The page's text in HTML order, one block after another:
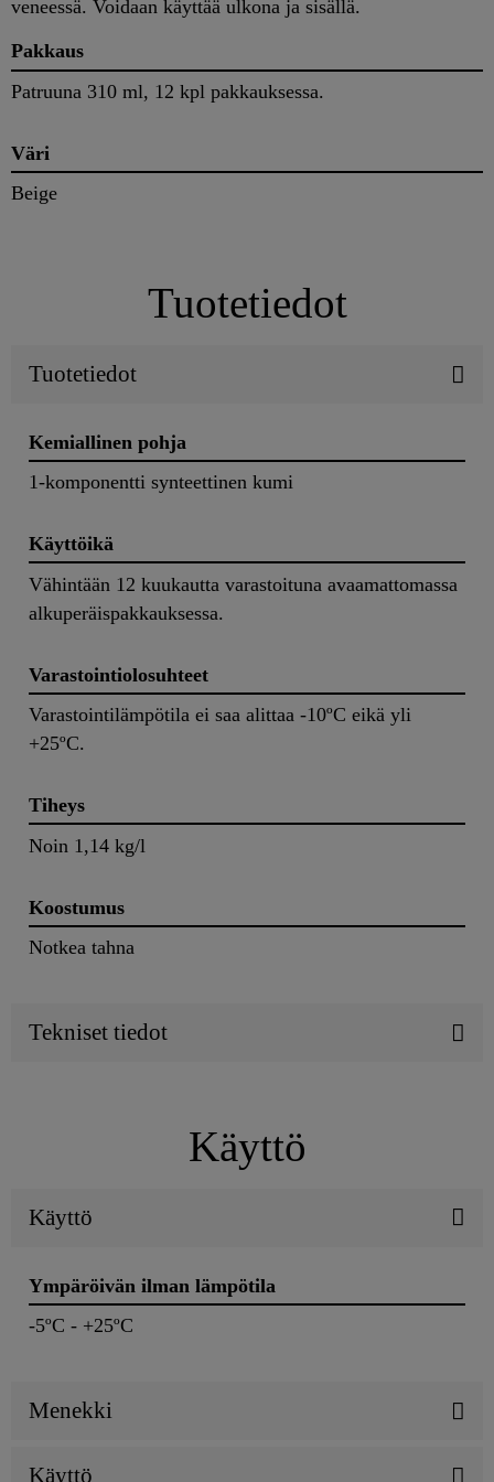
veneessä. Voidaan käyttää ulkona ja sisällä.
Pakkaus
Patruuna 310 ml, 12 kpl pakkauksessa.
Väri
Beige
Tuotetiedot
Tuotetiedot
Kemiallinen pohja
1-komponentti synteettinen kumi
Käyttöikä
Vähintään 12 kuukautta varastoituna avaamattomassa
alkuperäispakkauksessa.
Varastointiolosuhteet
Varastointilämpötila ei saa alittaa -10ºC eikä yli
+25ºC.
Tiheys
Noin 1,14 kg/l
Koostumus
Notkea tahna
Tekniset tiedot
Käyttö
Käyttö
Ympäröivän ilman lämpötila
-5ºC - +25ºC
Menekki
Käyttö